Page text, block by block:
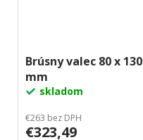
Brúsny valec 80 x 130
mm
skladom
€263 bez DPH
€323,49